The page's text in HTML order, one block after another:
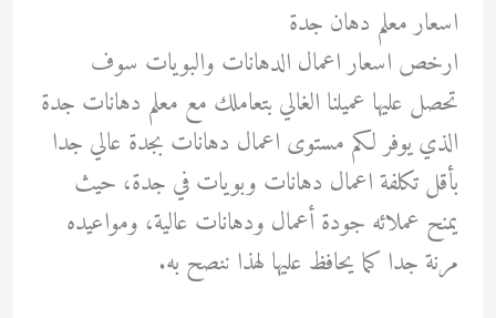
اسعار معلم دهان جدة
ارخص اسعار اعمال الدهانات والبويات سوف
تحصل عليها عميلنا الغالي بتعاملك مع معلم دهانات جدة
الذي يوفر لكم مستوى اعمال دهانات بجدة عالي جدا
بأقل تكلفة اعمال دهانات وبويات في جدة، حيث
يمنح عملائه جودة أعمال ودهانات عالية، ومواعيده
مرنة جدا كما يحافظ عليها لهذا ننصح به.